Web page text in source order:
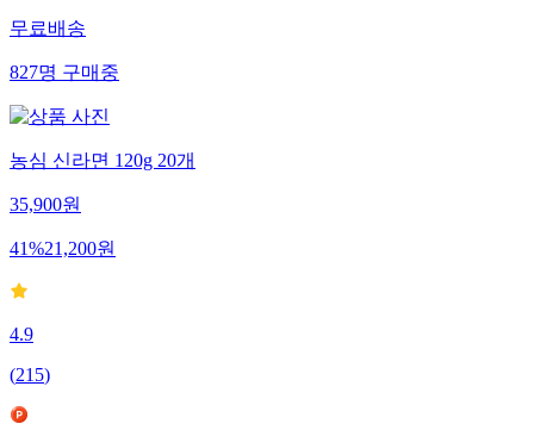
무료배송
827명구매중
농심 신라면 120g 20개
35,900원
41%21,200원
4.9
(215)